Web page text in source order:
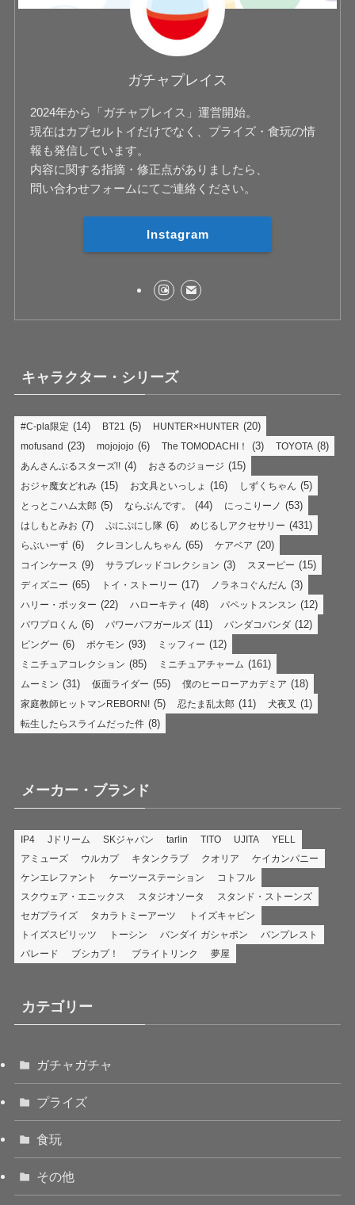
ガチャプレイス
2024年から「ガチャプレイス」運営開始。
現在はカプセルトイだけでなく、プライズ・食玩の情
報も発信しています。
内容に関する指摘・修正点がありましたら、
問い合わせフォームにてご連絡ください。
Instagram
キャラクター・シリーズ
#C-pla限定 (14) BT21 (5) HUNTER×HUNTER (20)
mofusand (23) mojojojo (6) The TOMODACHI！ (3) TOYOTA (8)
あんさんぶるスターズ!! (4) おさるのジョージ (15)
おジャ魔女どれみ (15) お文具といっしょ (16) しずくちゃん (5)
とっとこハム太郎 (5) ならぶんです。 (44) にっこりーノ (53)
はしもとみお (7) ぷにぷにし隊 (6) めじるしアクセサリー (431)
らぶいーず (6) クレヨンしんちゃん (65) ケアベア (20)
コインケース (9) サラブレッドコレクション (3) スヌーピー (15)
ディズニー (65) トイ・ストーリー (17) ノラネコぐんだん (3)
ハリー・ポッター (22) ハローキティ (48) パペットスンスン (12)
パワプロくん (6) パワーパフガールズ (11) パンダコパンダ (12)
ピングー (6) ポケモン (93) ミッフィー (12)
ミニチュアコレクション (85) ミニチュアチャーム (161)
ムーミン (31) 仮面ライダー (55) 僕のヒーローアカデミア (18)
家庭教師ヒットマンREBORN! (5) 忍たま乱太郎 (11) 犬夜叉 (1)
転生したらスライムだった件 (8)
メーカー・ブランド
IP4 Jドリーム SKジャパン tarlin TITO UJITA
YELL
アミューズ
ウルカプ キタンクラブ クオリア
ケイカンパニー
ケンエレファント
ケーツーステーション
コトフル
スクウェア・エニックス
スタジオソータ
スタンド・ストーンズ
セガプライズ
タカラトミーアーツ
トイズキャビン
トイズスピリッツ
トーシン バンダイ ガシャポン
バンプレスト
パレード
ブシカプ！ ブライトリンク 夢屋
カテゴリー
ガチャガチャ
プライズ
食玩
その他